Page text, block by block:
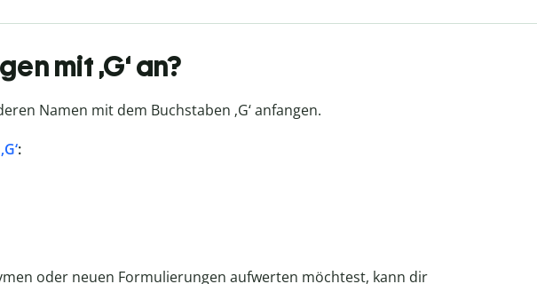
mit ‚G‘ an?
Namen mit dem Buchstaben ‚G‘ anfangen.
:
oder neuen Formulierungen aufwerten möchtest, kann dir